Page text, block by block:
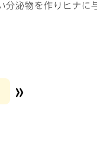
分泌物を作りヒナに
»